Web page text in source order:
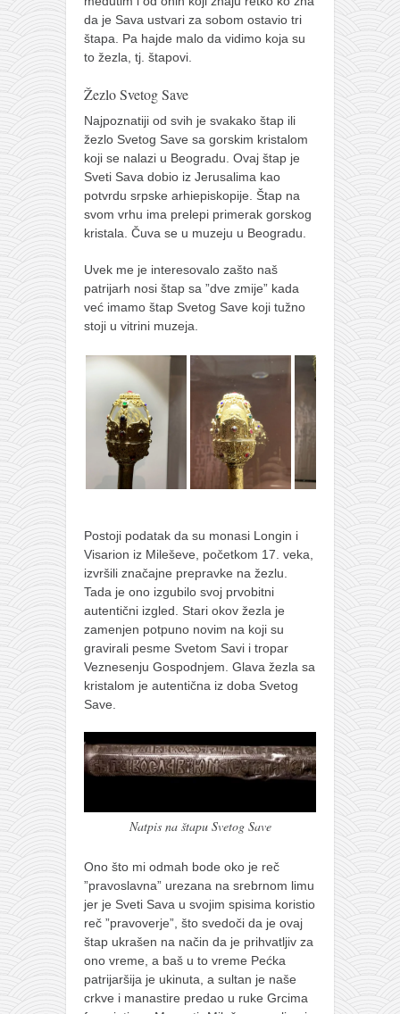
kihon
naihanchi
kushanku
passai
temashiwari
kobudo
nunchaku
bo
tonfa
sai
tsunami dojo
program
snimci nastupa
galerija kluba
kontakt
besplatna e-knjiga
termini treninga
moja priča
moja priča
fotke
kontakt
da je Sava ustvari za sobom ostavio tri
štapa. Pa hajde malo da vidimo koja su
to žezla, tj. štapovi.
Žezlo Svetog Save
Najpoznatiji od svih je svakako štap ili
žezlo Svetog Save sa gorskim kristalom
koji se nalazi u Beogradu. Ovaj štap je
Sveti Sava dobio iz Jerusalima kao
potvrdu srpske arhiepiskopije. Štap na
svom vrhu ima prelepi primerak gorskog
kristala. Čuva se u muzeju u Beogradu.
Uvek me je interesovalo zašto naš
patrijarh nosi štap sa ”dve zmije” kada
već imamo štap Svetog Save koji tužno
stoji u vitrini muzeja.
Postoji podatak da su monasi Longin i
Visarion iz Mileševe, početkom 17. veka,
izvršili značajne prepravke na žezlu.
Tada je ono izgubilo svoj prvobitni
autentični izgled. Stari okov žezla je
zamenjen potpuno novim na koji su
gravirali pesme Svetom Savi i tropar
Veznesenju Gospodnjem. Glava žezla sa
kristalom je autentična iz doba Svetog
Save.
Natpis na štapu Svetog Save
Ono što mi odmah bode oko je reč
”pravoslavna” urezana na srebrnom limu
jer je Sveti Sava u svojim spisima koristio
reč ”pravoverje”, što svedoči da je ovaj
štap ukrašen na način da je prihvatljiv za
ono vreme, a baš u to vreme Pećka
patrijaršija je ukinuta, a sultan je naše
crkve i manastire predao u ruke Grcima